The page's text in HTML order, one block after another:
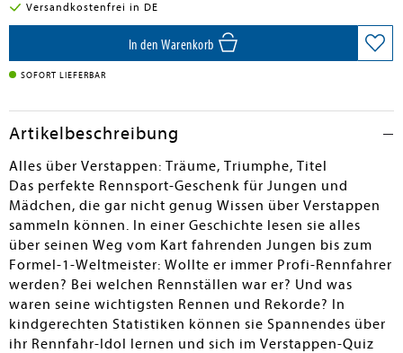
Versandkostenfrei in DE
In den Warenkorb
SOFORT LIEFERBAR
Artikelbeschreibung
Alles über Verstappen: Träume, Triumphe, Titel
Das perfekte Rennsport-Geschenk für Jungen und
Mädchen, die gar nicht genug Wissen über Verstappen
sammeln können. In einer Geschichte lesen sie alles
über seinen Weg vom Kart fahrenden Jungen bis zum
Formel-1-Weltmeister: Wollte er immer Profi-Rennfahrer
werden? Bei welchen Rennställen war er? Und was
waren seine wichtigsten Rennen und Rekorde? In
kindgerechten Statistiken können sie Spannendes über
ihr Rennfahr-Idol lernen und sich im Verstappen-Quiz